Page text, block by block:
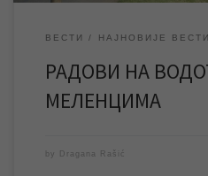
ВЕСТИ НАЈНОВИЈЕ ВЕСТИ
РАДОВИ НА
МЕЛЕНЦИМА
by Dragana Rašić